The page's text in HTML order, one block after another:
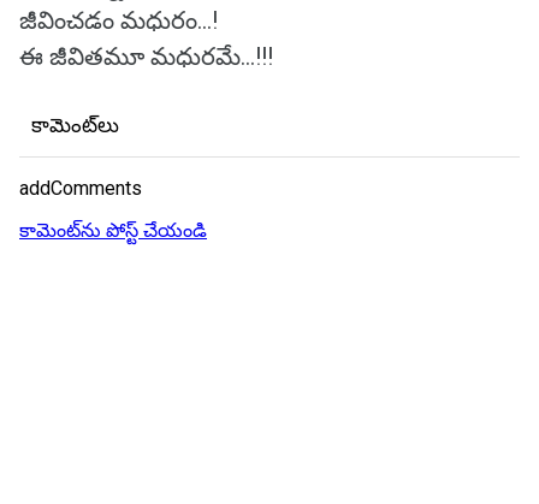
జీవించడం మధురం...!
ఈ జీవితమూ మధురమే...!!!
కామెంట్‌లు
addComments
కామెంట్‌ను పోస్ట్ చేయండి